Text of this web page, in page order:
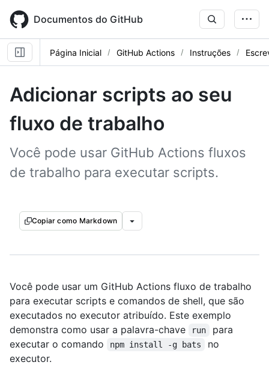
main
content
Documentos do GitHub
Página Inicial GitHub Actions Instruções
Adicionar scripts ao seu
fluxo de trabalho
Você pode usar GitHub Actions fluxos
de trabalho para executar scripts.
Copiar como Markdown
Você pode usar um GitHub Actions fluxo de trabalho
para executar scripts e comandos de shell, que são
executados no executor atribuído. Este exemplo
demonstra como usar a palavra-chave
run
para
executar o comando
npm install -g bats
no
executor.